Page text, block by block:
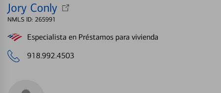
Jory Conly
NMLS ID: 265991
Especialista en Préstamos para vivienda
918.992.4503